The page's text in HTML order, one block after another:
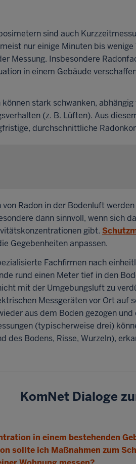
sind auch
nur einige Minuten bis
Messung. Insbesondere
in einem Gebäude
stark schwanken,
(z. B. Lüften). Aus
durchschnittliche
Radon in der Bodenluft
dann sinnvoll, wenn sich
gibt.
Gegebenheiten anpassen.
Fachfirmen nach
rund einen Meter tief in den
mit der Umgebungsluft zu
Messgeräten vor Ort auf
aus dem Boden gezogen
(typischerweise drei)
des Bodens, Risse, Wurzeln),
KomNet Dialoge
in einem bestehenden
sollte ich Maßnahmen zum